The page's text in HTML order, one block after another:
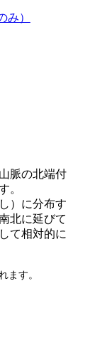
み）
脈の北端付
。
）に分布す
北に延びて
て相対的に
ます。